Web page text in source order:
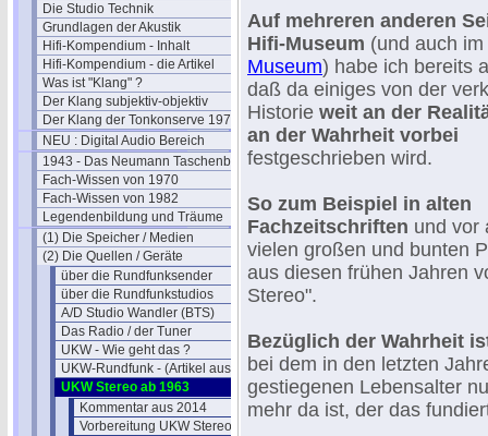
Die Studio Technik
Grundlagen der Akustik
Hifi-Kompendium - Inhalt
Hifi-Kompendium - die Artikel
Was ist "Klang" ?
Der Klang subjektiv-objektiv
Der Klang der Tonkonserve 1979
NEU : Digital Audio Bereich
1943 - Das Neumann Taschenbuch
Fach-Wissen von 1970
Fach-Wissen von 1982
Legendenbildung und Träume
(1) Die Speicher / Medien
(2) Die Quellen / Geräte
über die Rundfunksender
über die Rundfunkstudios
A/D Studio Wandler (BTS)
Das Radio / der Tuner
UKW - Wie geht das ?
UKW-Rundfunk - (Artikel aus 1950)
UKW Stereo ab 1963
Kommentar aus 2014
Vorbereitung UKW Stereo
Auf mehreren anderen
Hifi-Museum (und auch im
Museum) habe ich bereits
daß da einiges von der
Historie weit an der
an der Wahrheit vorbei
festgeschrieben wird.
So zum Beispiel in alten
Fachzeitschriften und vor
vielen großen und bunten
aus diesen frühen Jahren
Stereo".
Bezüglich der Wahrheit
bei dem in den letzten
gestiegenen Lebensalter
mehr da ist, der das